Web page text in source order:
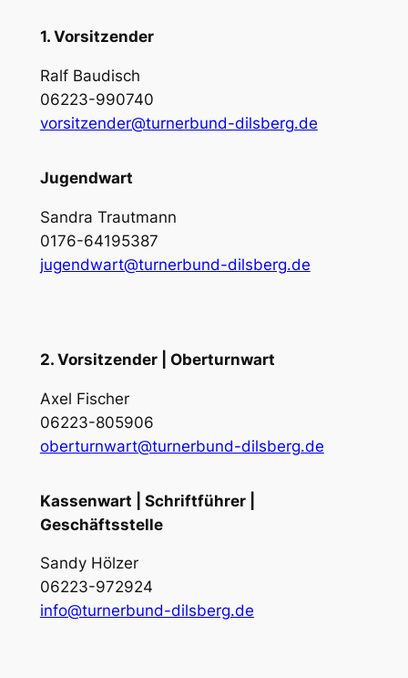
1. Vorsitzender
Ralf Baudisch
06223-990740
vorsitzender@turnerbund-dilsberg.de
Jugendwart
Sandra Trautmann
0176-64195387
jugendwart@turnerbund-dilsberg.de
2. Vorsitzender | Oberturnwart
Axel Fischer
06223-805906
oberturnwart@turnerbund-dilsberg.de
Kassenwart | Schriftführer |
Geschäftsstelle
Sandy Hölzer
06223-972924
info@turnerbund-dilsberg.de